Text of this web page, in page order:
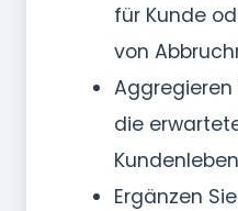
für Kunde
von
Aggregieren
die
Ergänzen